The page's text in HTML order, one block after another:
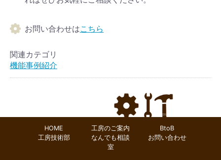
お問い合わせはこちら
関連カテゴリ
機能事例紹介
HOME 工房のご案内
BtoB
工房技術部
なんでも相談
室
お問い合わせ